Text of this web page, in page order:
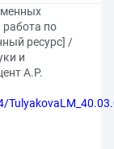
по
ресурс] /
и
А.Р.